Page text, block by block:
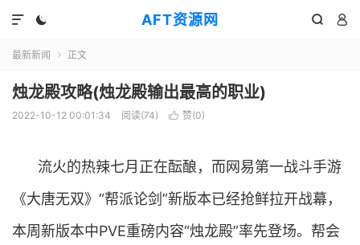
AFT资源网
  

最新新闻  正文
烛龙殿攻略(烛龙殿输出最高的职业)
2022-10-12 00:01:34 阅读(74)  赞(0)
流火的热辣七月正在酝酿，而网易第一战斗手游
《大唐无双》“帮派论剑”新版本已经抢鲜拉开战幕，
本周新版本中PVE重磅内容“烛龙殿”率先登场。帮会